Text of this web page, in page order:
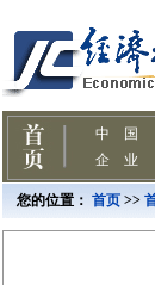
您的位置： 首页 >>